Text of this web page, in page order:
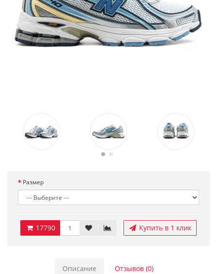
Размер
17790 Купить в 1 клик
Описание Отзывов (0)